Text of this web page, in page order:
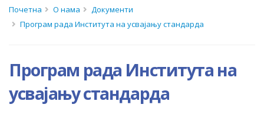
Почетна О нама
Документи
Програм рада Института на усвајању стандарда
Програм рада Института на
усвајању стандарда